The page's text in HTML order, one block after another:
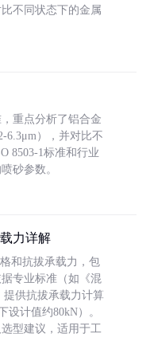
不同状态下的金属
重点分析了铝合金
6.3μm），并对比不
8503-1标准和行业
砂参数。
力详解
和抗拔承载力，包
专业标准（如《混
提供抗拔承载力计算
设计值约80kN）。
型建议，适用于工